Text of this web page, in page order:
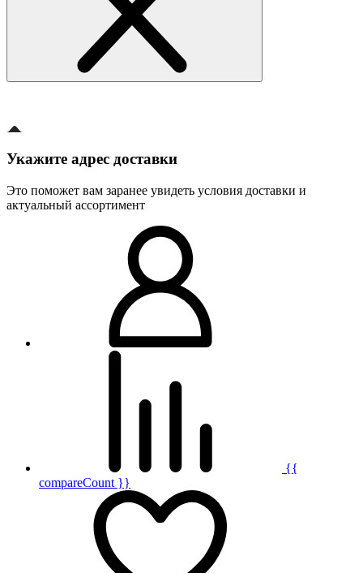
Укажите адрес доставки
Это поможет вам заранее увидеть условия доставки и
актуальный ассортимент
{{
compareCount }}